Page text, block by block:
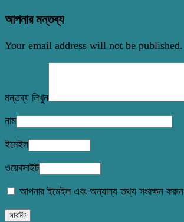
আপনার মন্তব্য
Your email address will not be published.
মন্তব্য লিখুন
নাম
ইমেইল
ওয়েবসাইট
আপনার ইমেইল এবং অন্যান্য তথ্য সংরক্ষন করুন